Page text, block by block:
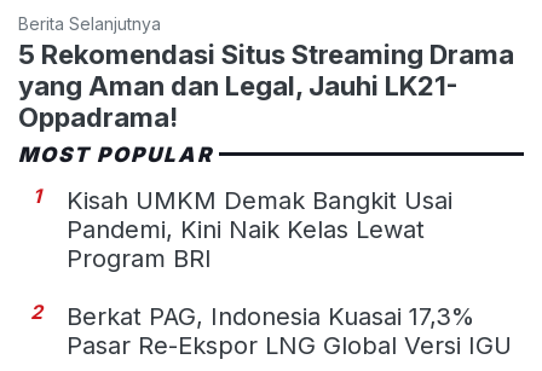
Berita Selanjutnya
5 Rekomendasi Situs Streaming Drama
yang Aman dan Legal, Jauhi LK21-
Oppadrama!
MOST POPULAR
1
Kisah UMKM Demak Bangkit Usai
Pandemi, Kini Naik Kelas Lewat
Program BRI
2
Berkat PAG, Indonesia Kuasai 17,3%
Pasar Re-Ekspor LNG Global Versi IGU